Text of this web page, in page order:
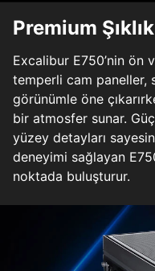
Premium
Excalibur E750’nin ön
temperli cam paneller,
görünümle öne
bir atmosfer sunar.
yüzey detayları
deneyimi sağlayan
noktada buluşturur.